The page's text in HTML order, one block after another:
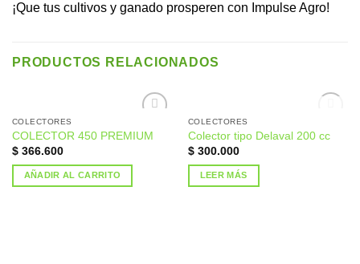
¡Que tus cultivos y ganado prosperen con Impulse Agro!
PRODUCTOS RELACIONADOS
Añadir
lista de
COLECTORES
COLECTOR 450 PREMIUM
$366.600
AÑADIR AL CARRITO
Añadir
SIN EXISTENCIAS
COLECTORES
Colector tipo Delaval 200 cc
$300.000
LEER MÁS